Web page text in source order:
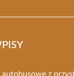
autobusowe z